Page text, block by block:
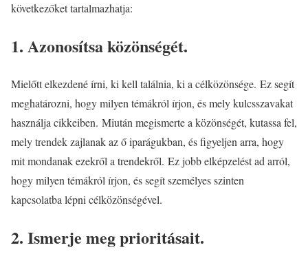
következőket tartalmazhatja:
1. Azonosítsa közönségét.
Mielőtt elkezdené írni, ki kell találnia, ki a célközönsége. Ez segít
meghatározni, hogy milyen témákról írjon, és mely kulcsszavakat
használja cikkeiben. Miután megismerte a közönségét, kutassa fel,
mely trendek zajlanak az ő iparágukban, és figyeljen arra, hogy
mit mondanak ezekről a trendekről. Ez jobb elképzelést ad arról,
hogy milyen témákról írjon, és segít személyes szinten
kapcsolatba lépni célközönségével.
2. Ismerje meg prioritásait.